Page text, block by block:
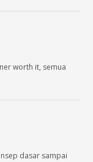
worth it, semua
dasar sampai